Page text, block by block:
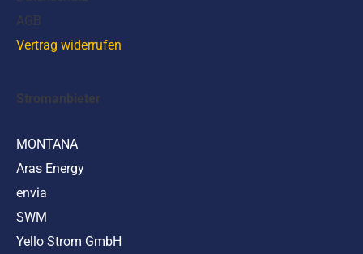
AGB
Vertrag widerrufen
Stromanbieter
MONTANA
Aras Energy
envia
SWM
Yello Strom GmbH